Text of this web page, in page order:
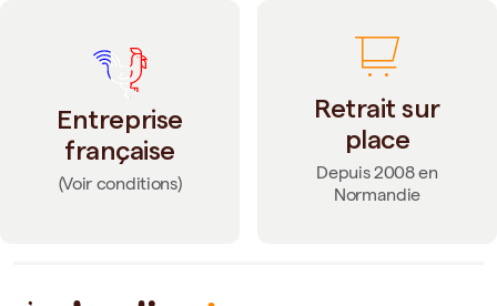
Entreprise
française
(Voir conditions)
Retrait sur
place
Depuis 2008 en
Normandie